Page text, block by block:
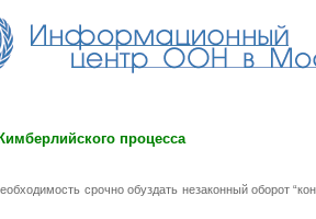
процесса
срочно обуздать незаконный оборот